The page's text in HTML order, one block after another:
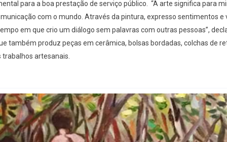
para a boa prestação de serviço público. “A arte significa para
com o mundo. Através da pintura, expresso sentimentos e
em que crio um diálogo sem palavras com outras pessoas”,
também produz peças em cerâmica, bolsas bordadas, colchas de
trabalhos artesanais.